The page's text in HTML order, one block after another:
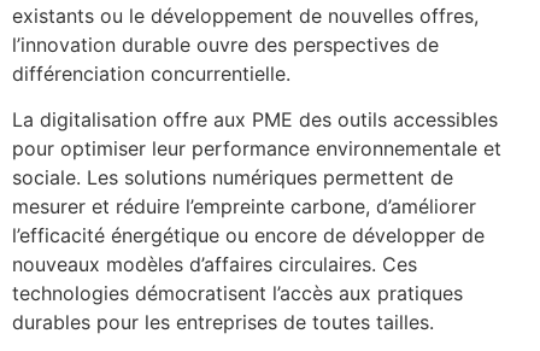
existants ou le développement de nouvelles offres,
l’innovation durable ouvre des perspectives de
différenciation concurrentielle.
La digitalisation offre aux PME des outils accessibles
pour optimiser leur performance environnementale et
sociale. Les solutions numériques permettent de
mesurer et réduire l’empreinte carbone, d’améliorer
l’efficacité énergétique ou encore de développer de
nouveaux modèles d’affaires circulaires. Ces
technologies démocratisent l’accès aux pratiques
durables pour les entreprises de toutes tailles.